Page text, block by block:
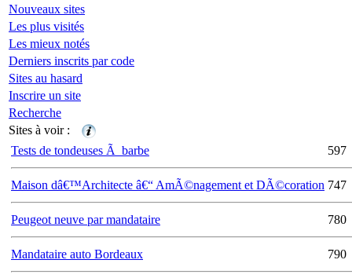
Nouveaux sites
Les plus visités
Les mieux notés
Derniers inscrits par code
Sites au hasard
Inscrire un site
Recherche
Sites à voir :
Tests de tondeuses Ã barbe
597
Maison dâ€™Architecte â€“ AmÃ©nagement et DÃ©coration 747
Peugeot neuve par mandataire 780
Mandataire auto Bordeaux 790